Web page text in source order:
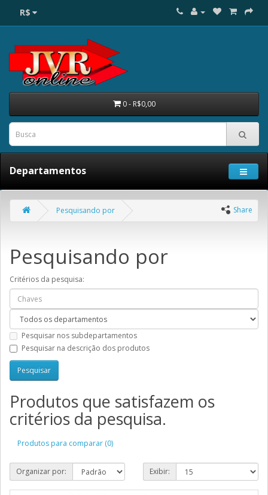
R$
0 - R$0,00
Departamentos
Share
Pesquisando por
Pesquisando por
Critérios da pesquisa:
Pesquisar nos subdepartamentos
Pesquisar na descrição dos produtos
Produtos que satisfazem os
critérios da pesquisa.
Produtos para comparar (0)
Organizar por: Exibir: